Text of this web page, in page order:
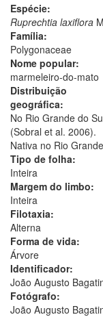
Espécie:
Ruprechtia laxiflora
Família:
Polygonaceae
Nome popular:
marmeleiro-do-mato
Distribuição
geográfica:
No Rio Grande do
(Sobral et al. 2006).
Nativa no Rio
Tipo de folha:
Inteira
Margem do limbo:
Inteira
Filotaxia:
Alterna
Forma de vida:
Árvore
Identificador:
João Augusto
Fotógrafo:
João Augusto